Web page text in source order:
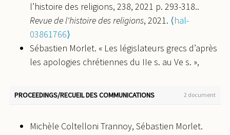
l’histoire des religions, 238, 2021 p. 293-318..
Revue de l'histoire des religions, 2021. ⟨hal-
03861766⟩
Sébastien Morlet. « Les législateurs grecs d’après
les apologies chrétiennes du IIe s. au Ve s. »,
131.Cahiers des Etudes anciennes
Trinité », Les Etudes philosophiques, 202, 2020, p.
PROCEEDINGS/RECUEIL DES COMMUNICATIONS 2 document
Michèle Coltelloni Trannoy, Sébastien Morlet.